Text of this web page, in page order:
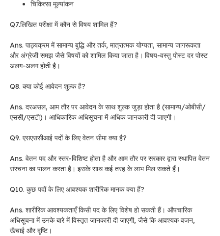
चिकित्सा मूल्यांकन
Q7.लिखित परीक्षा में कौन से विषय शामिल हैं?
Ans. पाठ्यक्रम में सामान्य बुद्धि और तर्क, मात्रात्मक योग्यता, सामान्य जागरूकता
और अंग्रेजी समझ जैसे विषयों को शामिल किया जाता है। विषय-वस्तु पोस्ट दर पोस्ट
अलग-अलग होती है।
Q8. क्या कोई आवेदन शुल्क है?
Ans. दरअसल, आम तौर पर आवेदन के साथ शुल्क जुड़ा होता है (सामान्य/ओबीसी/
एससी/एसटी)। आधिकारिक अधिसूचना में अधिक जानकारी दी जाएगी।
Q9. एसएससीआई पदों के लिए वेतन सीमा क्या है?
Ans. वेतन पद और स्तर-विशिष्ट होता है और आम तौर पर सरकार द्वारा स्थापित वेतन
संरचना का पालन करता है। इसके साथ कई तरह के लाभ मिल सकते हैं।
Q10. कुछ पदों के लिए आवश्यक शारीरिक मानक क्या हैं?
Ans. शारीरिक आवश्यकताएँ किसी पद के लिए विशेष हो सकती हैं। औपचारिक
अधिसूचना में उनके बारे में विस्तृत जानकारी दी जाएगी, जैसे कि आवश्यक वजन,
ऊँचाई और दृष्टि।